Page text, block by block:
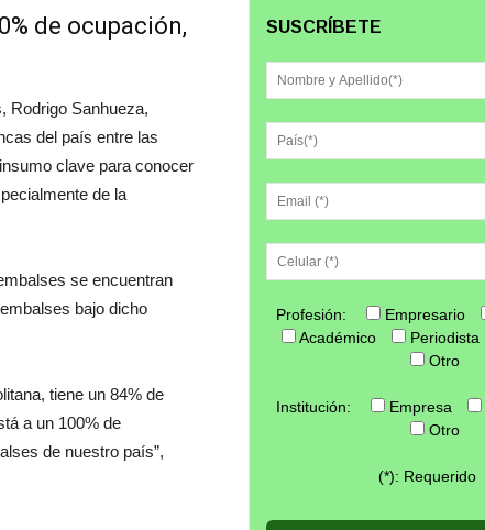
de ocupación,
Rodrigo Sanhueza,
del país entre las
clave para conocer
de la
se encuentran
bajo dicho
tiene un 84% de
a un 100% de
de nuestro país”,
SUSCRÍBETE
Profesión: Empresario
Académico
Periodista
Otro
Institución: Empresa
Otro
(*): Requerido